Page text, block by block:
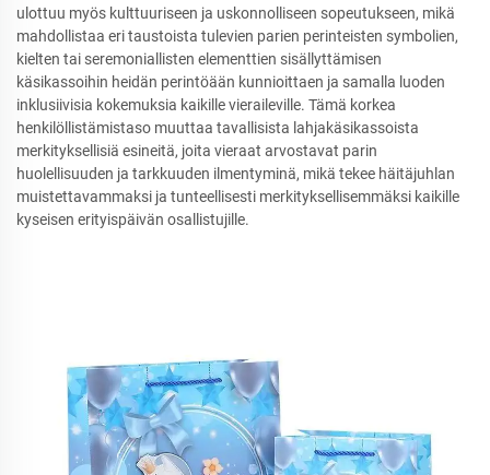
ulottuu myös kulttuuriseen ja uskonnolliseen sopeutukseen, mikä
mahdollistaa eri taustoista tulevien parien perinteisten symbolien,
kielten tai seremoniallisten elementtien sisällyttämisen
käsikassoihin heidän perintöään kunnioittaen ja samalla luoden
inklusiivisia kokemuksia kaikille vieraileville. Tämä korkea
henkilöllistämistaso muuttaa tavallisista lahjakäsikassoista
merkityksellisiä esineitä, joita vieraat arvostavat parin
huolellisuuden ja tarkkuuden ilmentyminä, mikä tekee häitäjuhlan
muistettavammaksi ja tunteellisesti merkityksellisemmäksi kaikille
kyseisen erityispäivän osallistujille.